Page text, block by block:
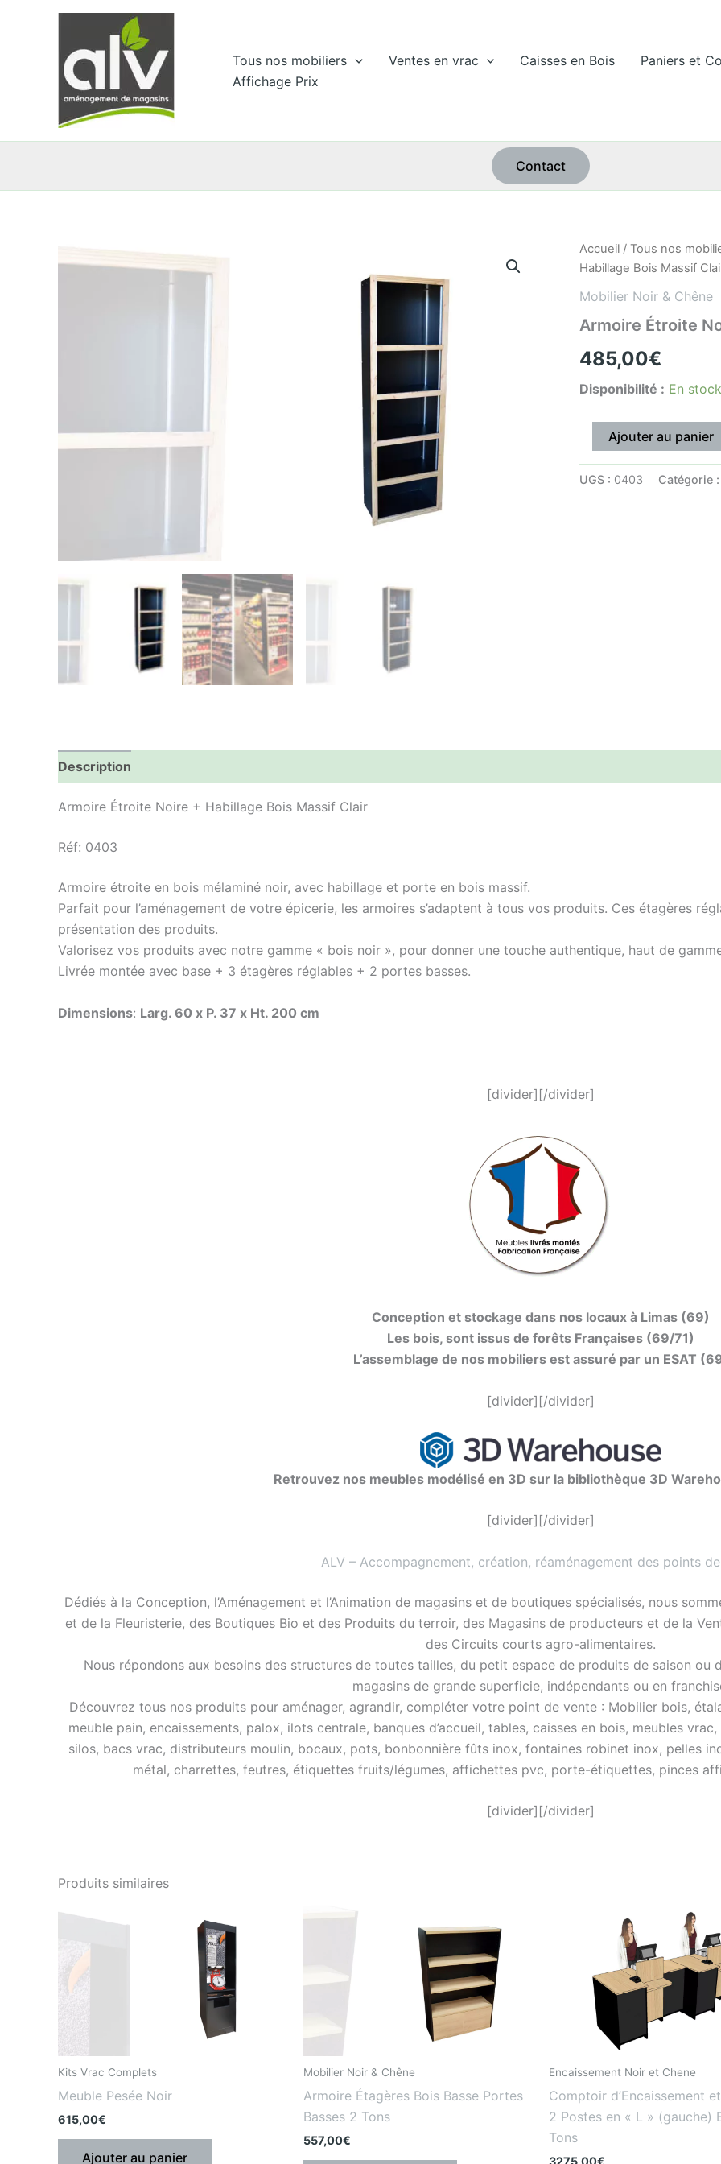
Tous nos mobiliers Ventes en vrac Caisses en Bois
Paniers et
Affichage Prix
Contact
Accueil / Tous nos
Habillage Bois Massif
Mobilier Noir & Chêne
Armoire Étroite
485,00€
Disponibilité : En stock
quantité
de
Armoire
Étroite
+
Bois
Clair
Ajouter au panier
UGS : 0403 Catégorie
Description
Armoire Étroite Noire + Habillage Bois Massif Clair
Réf: 0403
Armoire étroite en bois mélaminé noir, avec habillage et porte en bois massif.
Parfait pour l’aménagement de votre épicerie, les armoires s’adaptent à tous vos produits. Ces étagères
présentation des produits.
Valorisez vos produits avec notre gamme « bois noir », pour donner une touche authentique, haut de
Livrée montée avec base + 3 étagères réglables + 2 portes basses.
Dimensions: Larg. 60 x P. 37 x Ht. 200 cm
[divider][/divider]
Conception et stockage dans nos locaux à Limas (69)
Les bois, sont issus de forêts Françaises (69/71)
L’assemblage de nos mobiliers est assuré par un ESAT
[divider][/divider]
Retrouvez nos meubles modélisé en 3D sur la bibliothèque 3D
[divider][/divider]
ALV – Accompagnement, création, réaménagement des points
Dédiés à la Conception, l’Aménagement et l’Animation de magasins et de boutiques spécialisés, nous
et de la Fleuristerie, des Boutiques Bio et des Produits du terroir, des Magasins de producteurs et de la
des Circuits courts agro-alimentaires.
Nous répondons aux besoins des structures de toutes tailles, du petit espace de produits de saison ou
magasins de grande superficie, indépendants ou en
Découvrez tous nos produits pour aménager, agrandir, compléter votre point de vente : Mobilier bois,
meuble pain, encaissements, palox, ilots centrale, banques d’accueil, tables, caisses en bois, meubles
silos, bacs vrac, distributeurs moulin, bocaux, pots, bonbonnière fûts inox, fontaines robinet inox, pelles
métal, charrettes, feutres, étiquettes fruits/légumes, affichettes pvc, porte-étiquettes, pinces
[divider][/divider]
Produits similaires
Kits Vrac Complets
Meuble Pesée Noir
615,00€
Ajouter au panier
Mobilier Noir & Chêne
Armoire Étagères Bois Basse Portes
Basses 2 Tons
557,00€
Encaissement Noir et Chene
Comptoir d’Encaissement
2 Postes en « L » (gauche)
Tons